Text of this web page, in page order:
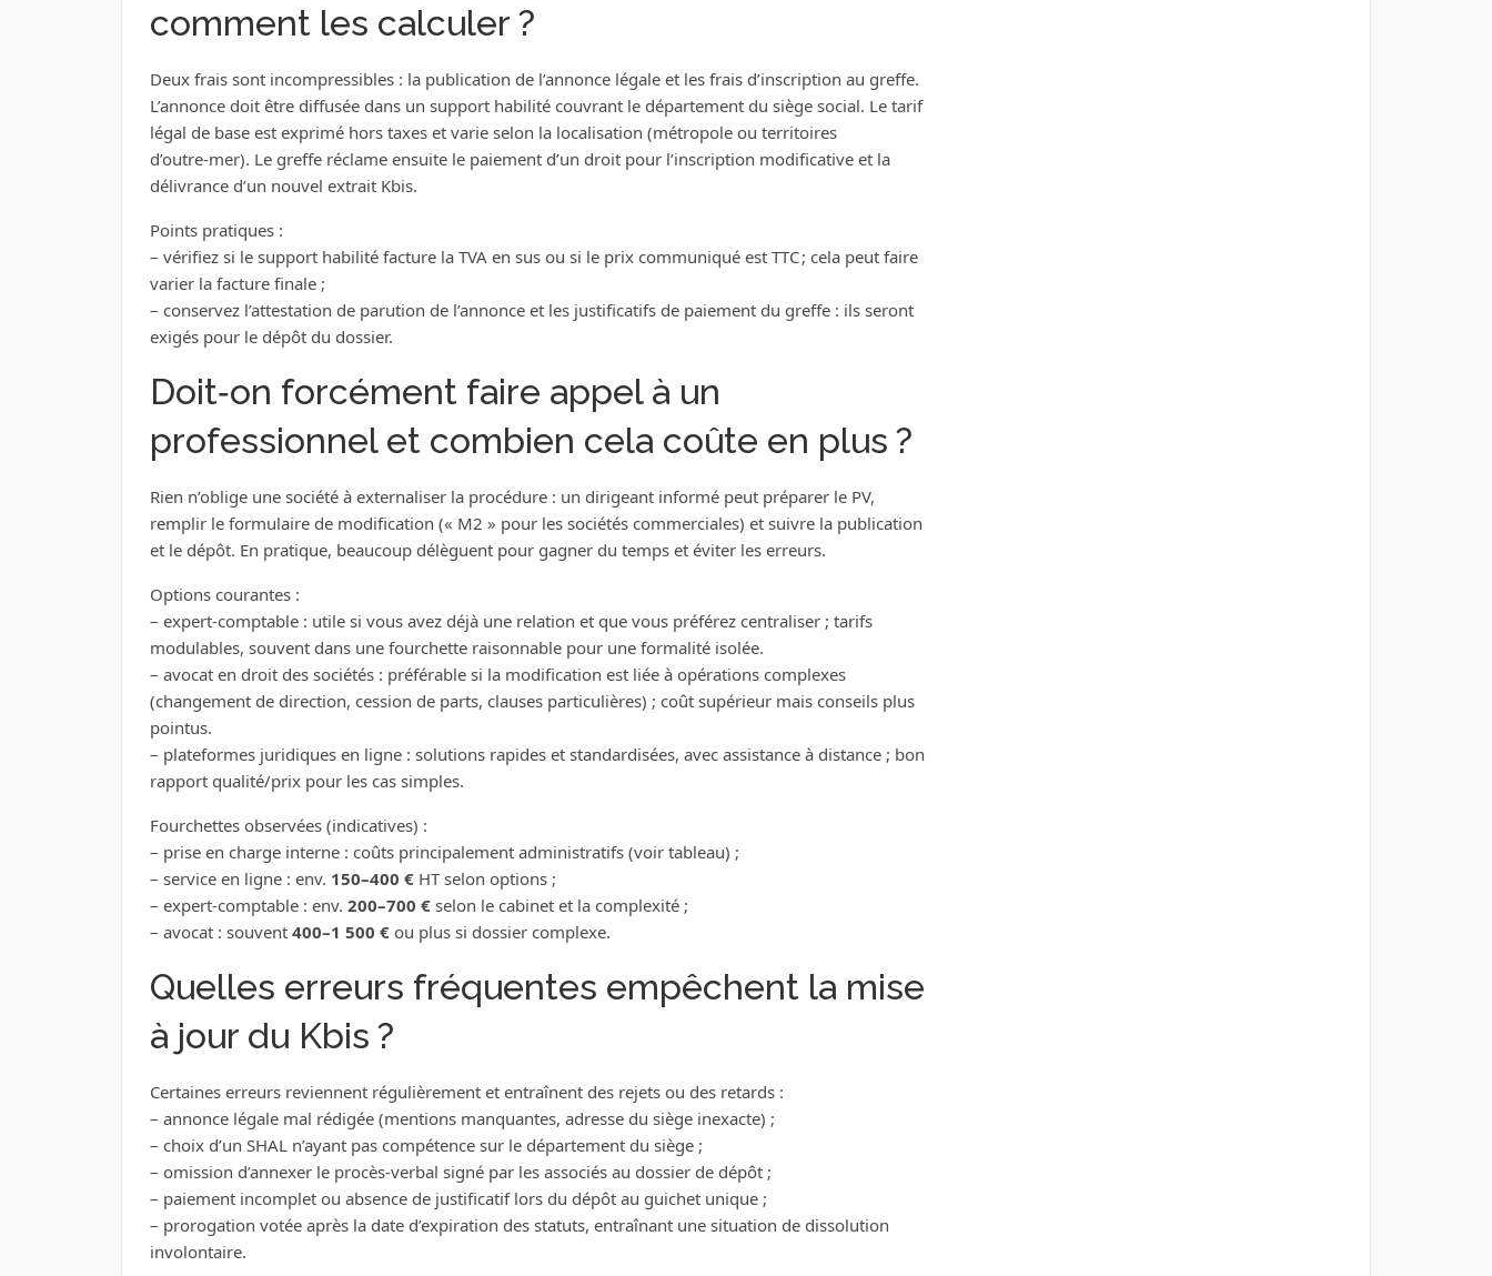
comment les calculer ?
Deux frais sont incompressibles : la publication de l’annonce légale et les frais d’inscription au greffe.
L’annonce doit être diffusée dans un support habilité couvrant le département du siège social. Le tarif
légal de base est exprimé hors taxes et varie selon la localisation (métropole ou territoires
d’outre‑mer). Le greffe réclame ensuite le paiement d’un droit pour l’inscription modificative et la
délivrance d’un nouvel extrait Kbis.
Points pratiques :
– vérifiez si le support habilité facture la TVA en sus ou si le prix communiqué est TTC ; cela peut faire
varier la facture finale ;
– conservez l’attestation de parution de l’annonce et les justificatifs de paiement du greffe : ils seront
exigés pour le dépôt du dossier.
Doit‑on forcément faire appel à un
professionnel et combien cela coûte en plus ?
Rien n’oblige une société à externaliser la procédure : un dirigeant informé peut préparer le PV,
remplir le formulaire de modification (« M2 » pour les sociétés commerciales) et suivre la publication
et le dépôt. En pratique, beaucoup délèguent pour gagner du temps et éviter les erreurs.
Options courantes :
– expert‑comptable : utile si vous avez déjà une relation et que vous préférez centraliser ; tarifs
modulables, souvent dans une fourchette raisonnable pour une formalité isolée.
– avocat en droit des sociétés : préférable si la modification est liée à opérations complexes
(changement de direction, cession de parts, clauses particulières) ; coût supérieur mais conseils plus
pointus.
– plateformes juridiques en ligne : solutions rapides et standardisées, avec assistance à distance ; bon
rapport qualité/prix pour les cas simples.
Fourchettes observées (indicatives) :
– prise en charge interne : coûts principalement administratifs (voir tableau) ;
– service en ligne : env. 150–400 €HT selon options ;
– expert‑comptable : env. 200–700 €selon le cabinet et la complexité ;
– avocat : souvent 400–1 500 €ou plus si dossier complexe.
Quelles erreurs fréquentes empêchent la mise
à jour du Kbis ?
Certaines erreurs reviennent régulièrement et entraînent des rejets ou des retards :
– annonce légale mal rédigée (mentions manquantes, adresse du siège inexacte) ;
– choix d’un SHAL n’ayant pas compétence sur le département du siège ;
– omission d’annexer le procès‑verbal signé par les associés au dossier de dépôt ;
– paiement incomplet ou absence de justificatif lors du dépôt au guichet unique ;
– prorogation votée après la date d’expiration des statuts, entraînant une situation de dissolution
involontaire.